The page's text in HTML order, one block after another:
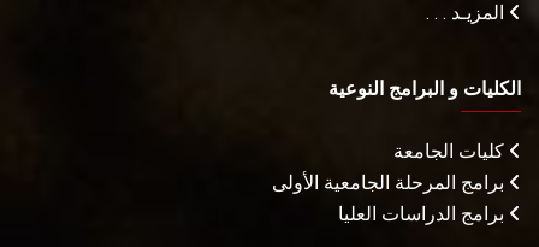
المزيـد . . .
الكليات و البرامج النوعية
كليات الجامعة
برامج المرحلة الجامعية الأولى
برامج الدراسات العليا